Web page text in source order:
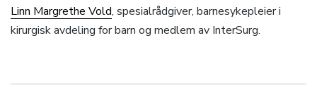
Linn Margrethe Vold, spesialrådgiver, barnesykepleier i
kirurgisk avdeling for barn og medlem av InterSurg.